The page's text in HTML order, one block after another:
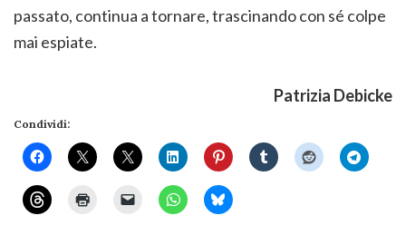
passato, continua a tornare, trascinando con sé colpe
mai espiate.
Patrizia Debicke
Condividi: